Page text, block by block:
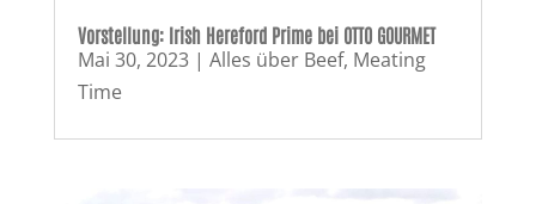
Vorstellung: Irish Hereford Prime bei OTTO GOURMET
Mai 30, 2023| Alles über Beef, Meating
Time